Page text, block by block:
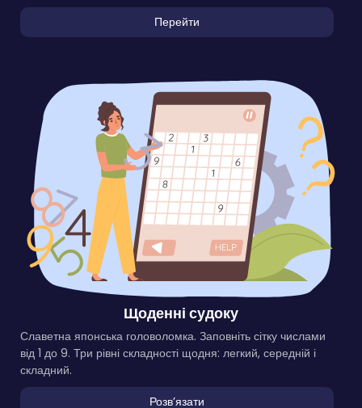
Перейти
Щоденні судоку
Славетна японська головоломка. Заповніть сітку числами
від 1 до 9. Три рівні складності щодня: легкий, середній і
складний.
Розвʼязати